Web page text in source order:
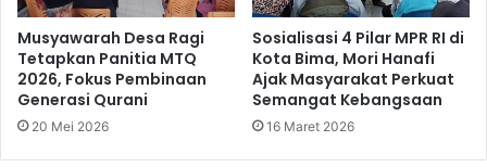
Musyawarah Desa Ragi
Tetapkan Panitia MTQ
2026, Fokus Pembinaan
Generasi Qurani
20 Mei 2026
Sosialisasi 4 Pilar MPR RI di
Kota Bima, Mori Hanafi
Ajak Masyarakat Perkuat
Semangat Kebangsaan
16 Maret 2026